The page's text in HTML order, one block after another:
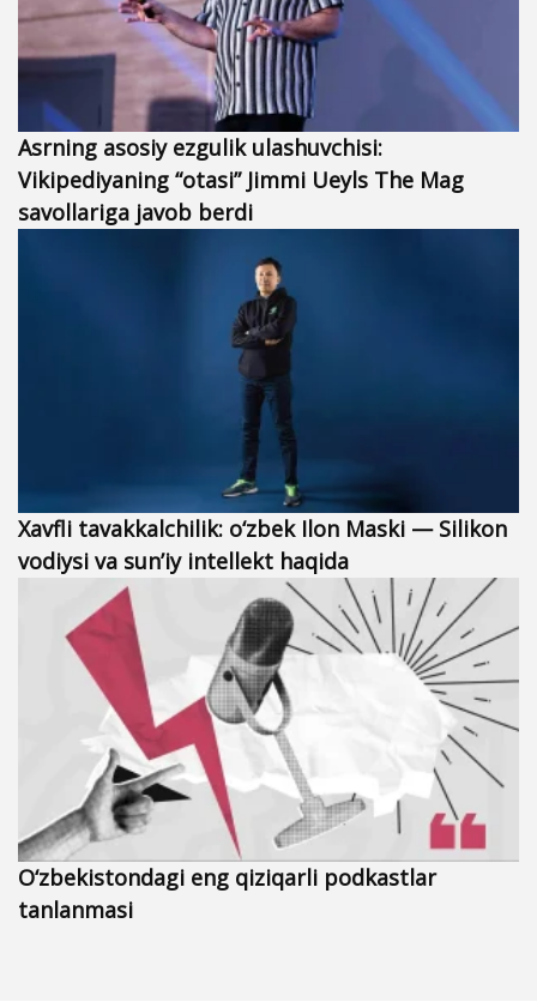
Asrning asosiy ezgulik ulashuvchisi:
Vikipediyaning “otasi” Jimmi Ueyls The Mag
savollariga javob berdi
Xavfli tavakkalchilik: o‘zbek Ilon Maski — Silikon
vodiysi va sun’iy intellekt haqida
O‘zbekistondagi eng qiziqarli podkastlar
tanlanmasi